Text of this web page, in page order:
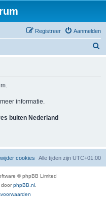
Aanmelden
Registreer
informatie.
buiten Nederland
Alle tijden zijn UTC+01:00
cookies
© phpBB Limited
doorphpBB.nl